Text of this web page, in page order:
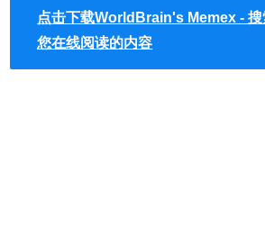
WorldBrain's Memex插件使用
点击下载WorldBrain's Memex - 搜
您在线阅读的内容